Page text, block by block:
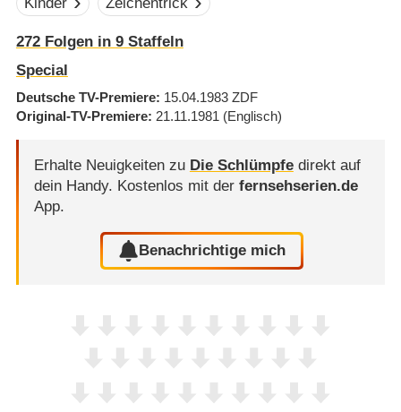
272Folgen in 9Staffeln
Special
Deutsche TV-Premiere 15.04.1983 ZDF
Original-TV-Premiere 21.11.1981 (Englisch)
Erhalte Neuigkeiten zu Die Schlümpfedirekt auf
dein Handy. Kostenlos mit der fernsehserien.de
App.
Benachrichtige mich